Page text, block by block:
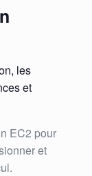
les
et
EC2 pour
et